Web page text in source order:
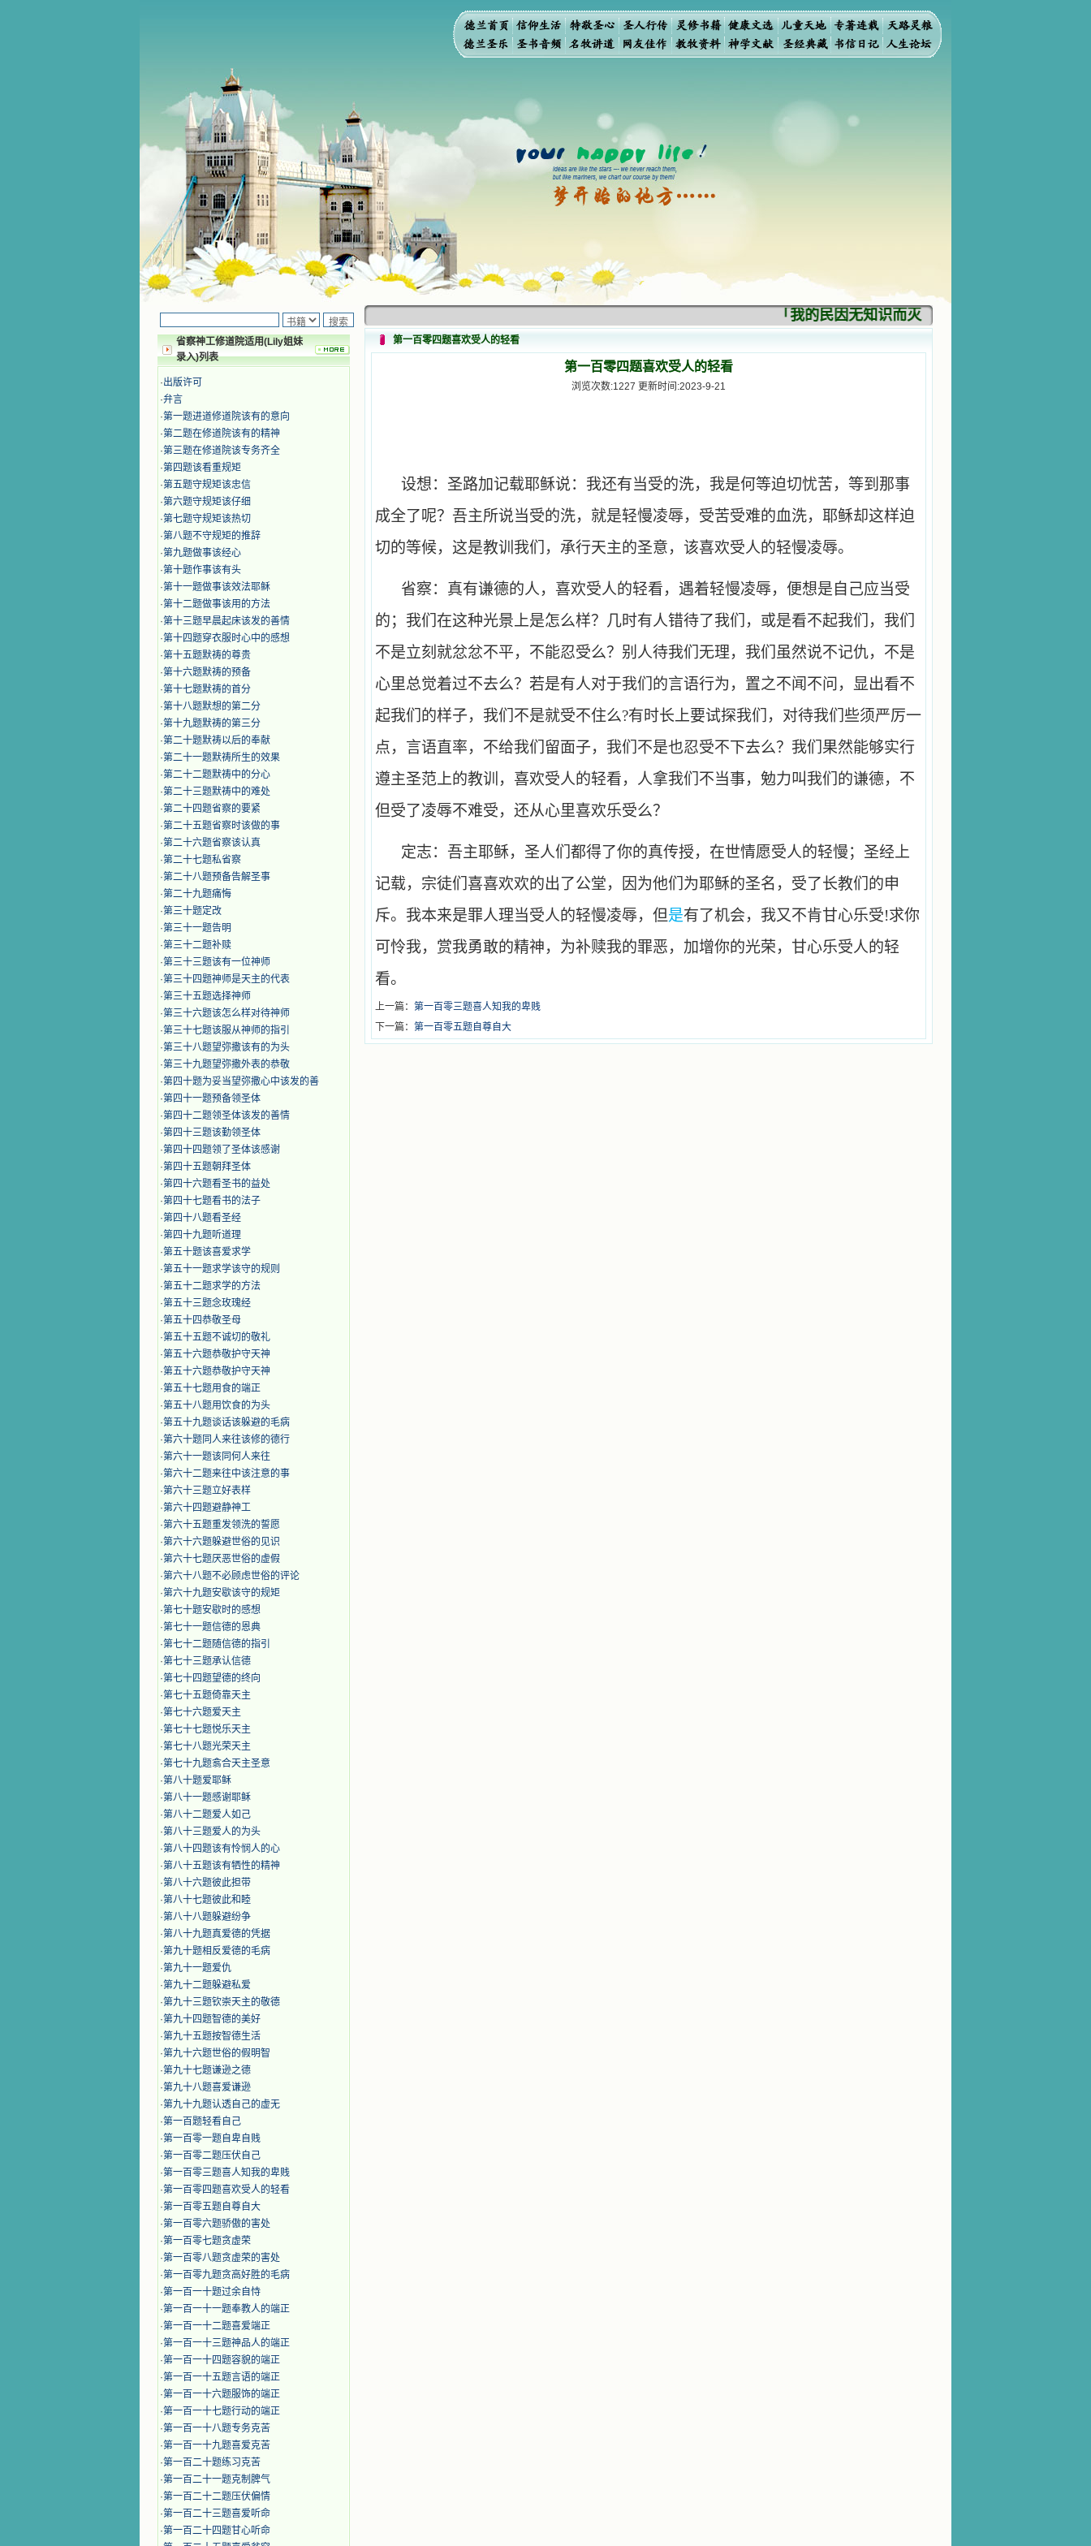
省察神工修道院适用(Lily姐妹
录入)列表
·出版许可
·弁言
·第一题进道修道院该有的意向
·第二题在修道院该有的精神
·第三题在修道院该专务齐全
·第四题该看重规矩
·第五题守规矩该忠信
·第六题守规矩该仔细
·第七题守规矩该热切
·第八题不守规矩的推辞
·第九题做事该经心
·第十题作事该有头
·第十一题做事该效法耶稣
·第十二题做事该用的方法
·第十三题早晨起床该发的善情
·第十四题穿衣服时心中的感想
·第十五题默祷的尊贵
·第十六题默祷的预备
·第十七题默祷的首分
·第十八题默想的第二分
·第十九题默祷的第三分
·第二十题默祷以后的奉献
·第二十一题默祷所生的效果
·第二十二题默祷中的分心
·第二十三题默祷中的难处
·第二十四题省察的要紧
·第二十五题省察时该做的事
·第二十六题省察该认真
·第二十七题私省察
·第二十八题预备告解圣事
·第二十九题痛悔
·第三十题定改
·第三十一题告明
·第三十二题补赎
·第三十三题该有一位神师
·第三十四题神师是天主的代表
·第三十五题选择神师
·第三十六题该怎么样对待神师
·第三十七题该服从神师的指引
·第三十八题望弥撒该有的为头
·第三十九题望弥撒外表的恭敬
·第四十题为妥当望弥撒心中该发的善
·第四十一题预备领圣体
·第四十二题领圣体该发的善情
·第四十三题该勤领圣体
·第四十四题领了圣体该感谢
·第四十五题朝拜圣体
·第四十六题看圣书的益处
·第四十七题看书的法子
·第四十八题看圣经
·第四十九题听道理
·第五十题该喜爱求学
·第五十一题求学该守的规则
·第五十二题求学的方法
·第五十三题念玫瑰经
·第五十四恭敬圣母
·第五十五题不诚切的敬礼
·第五十六题恭敬护守天神
·第五十六题恭敬护守天神
·第五十七题用食的端正
·第五十八题用饮食的为头
·第五十九题谈话该躲避的毛病
·第六十题同人来往该修的德行
·第六十一题该同何人来往
·第六十二题来往中该注意的事
·第六十三题立好表样
·第六十四题避静神工
·第六十五题重发领洗的誓愿
·第六十六题躲避世俗的见识
·第六十七题厌恶世俗的虚假
·第六十八题不必顾虑世俗的评论
·第六十九题安歇该守的规矩
·第七十题安歇时的感想
·第七十一题信德的恩典
·第七十二题随信德的指引
·第七十三题承认信德
·第七十四题望德的终向
·第七十五题倚靠天主
·第七十六题爱天主
·第七十七题悦乐天主
·第七十八题光荣天主
·第七十九题翕合天主圣意
·第八十题爱耶稣
·第八十一题感谢耶稣
·第八十二题爱人如己
·第八十三题爱人的为头
·第八十四题该有怜悯人的心
·第八十五题该有牺性的精神
·第八十六题彼此担带
·第八十七题彼此和睦
·第八十八题躲避纷争
·第八十九题真爱德的凭据
·第九十题相反爱德的毛病
·第九十一题爱仇
·第九十二题躲避私爱
·第九十三题钦崇天主的敬德
·第九十四题智德的美好
·第九十五题按智德生活
·第九十六题世俗的假明智
·第九十七题谦逊之德
·第九十八题喜爱谦逊
·第九十九题认透自己的虚无
·第一百题轻看自己
·第一百零一题自卑自贱
·第一百零二题压伏自己
·第一百零三题喜人知我的卑贱
·第一百零四题喜欢受人的轻看
·第一百零五题自尊自大
·第一百零六题骄傲的害处
·第一百零七题贪虚荣
·第一百零八题贪虚荣的害处
·第一百零九题贪高好胜的毛病
·第一百一十题过余自恃
·第一百一十一题奉教人的端正
·第一百一十二题喜爱端正
·第一百一十三题神品人的端正
·第一百一十四题容貌的端正
·第一百一十五题言语的端正
·第一百一十六题服饰的端正
·第一百一十七题行动的端正
·第一百一十八题专务克苦
·第一百一十九题喜爱克苦
·第一百二十题练习克苦
·第一百二十一题克制脾气
·第一百二十二题压伏偏情
·第一百二十三题喜爱听命
·第一百二十四题甘心听命
「我的民因无知识而灭亡。你弃掉知识，我也必
第一百零四题喜欢受人的轻看
第一百零四题喜欢受人的轻看
浏览次数:1227 更新时间:2023-9-21
设想：圣路加记载耶稣说：我还有当受的洗，我是何等迫切忧苦，等到那事
成全了呢？吾主所说当受的洗，就是轻慢凌辱，受苦受难的血洗，耶稣却这样迫
切的等候，这是教训我们，承行天主的圣意，该喜欢受人的轻慢凌辱。
省察：真有谦德的人，喜欢受人的轻看，遇着轻慢凌辱，便想是自己应当受
的；我们在这种光景上是怎么样？几时有人错待了我们，或是看不起我们，我们
不是立刻就忿忿不平，不能忍受么？别人待我们无理，我们虽然说不记仇，不是
心里总觉着过不去么？若是有人对于我们的言语行为，置之不闻不问，显出看不
起我们的样子，我们不是就受不住么?有时长上要试探我们，对待我们些须严厉一
点，言语直率，不给我们留面子，我们不是也忍受不下去么？我们果然能够实行
遵主圣范上的教训，喜欢受人的轻看，人拿我们不当事，勉力叫我们的谦德，不
但受了凌辱不难受，还从心里喜欢乐受么？
定志：吾主耶稣，圣人们都得了你的真传授，在世情愿受人的轻慢；圣经上
记载，宗徒们喜喜欢欢的出了公堂，因为他们为耶稣的圣名，受了长教们的申
斥。我本来是罪人理当受人的轻慢凌辱，但是有了机会，我又不肯甘心乐受!求你
可怜我，赏我勇敢的精神，为补赎我的罪恶，加增你的光荣，甘心乐受人的轻
看。
上一篇： 第一百零三题喜人知我的卑贱
下一篇： 第一百零五题自尊自大